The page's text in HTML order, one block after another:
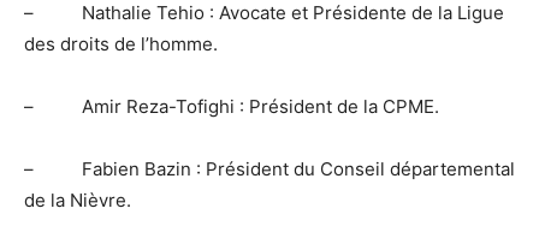
– Nathalie Tehio : Avocate et Présidente de la Ligue
des droits de l’homme.
– Amir Reza-Tofighi : Président de la CPME.
– Fabien Bazin : Président du Conseil départemental
de la Nièvre.